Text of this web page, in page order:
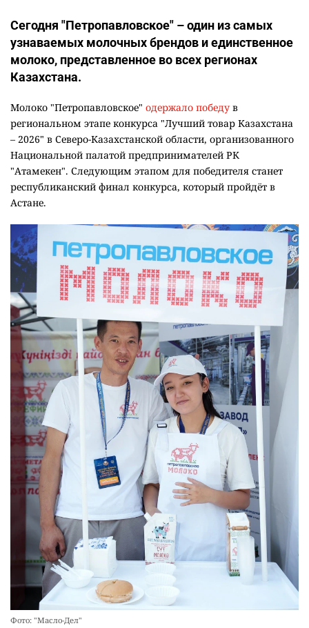
Сегодня "Петропавловское" – один из самых
узнаваемых молочных брендов и единственное
молоко, представленное во всех регионах
Казахстана.
Молоко "Петропавловское" одержало победу в
региональном этапе конкурса "Лучший товар Казахстана
– 2026" в Северо-Казахстанской области, организованного
Национальной палатой предпринимателей РК
"Атамекен". Следующим этапом для победителя станет
республиканский финал конкурса, который пройдёт в
Астане.
Фото: "Масло-Дел"